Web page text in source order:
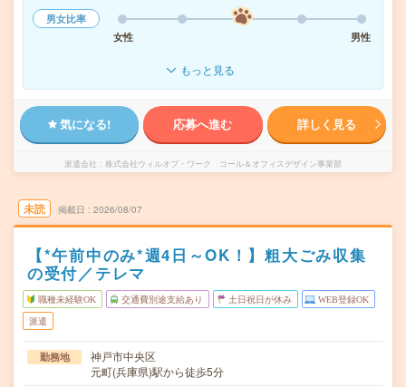
男女比率
女性
男性
もっと見る
気になる! 応募へ進む 詳しく見る
派遣会社 株式会社ウィルオブ・ワーク コール＆オフィスデザイン事業部
未読 掲載日 2026/08/07
【*午前中のみ*週4日～OK！】粗大ごみ収集
の受付／テレマ
職種未経験OK 交通費別途支給あり 土日祝日が休み WEB登録OK
派遣
勤務地
神戸市中央区
元町(兵庫県)駅から徒歩5分